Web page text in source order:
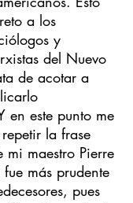
a los
y
del Nuevo
de acotar a
en este punto me
la frase
maestro Pierre
más prudente
pues